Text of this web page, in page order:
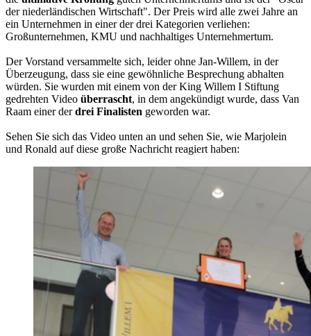
der niederländischen Wirtschaft". Der Preis wird alle zwei Jahre an
ein Unternehmen in einer der drei Kategorien verliehen:
Großunternehmen, KMU und nachhaltiges Unternehmertum.
Der Vorstand versammelte sich, leider ohne Jan-Willem, in der
Überzeugung, dass sie eine gewöhnliche Besprechung abhalten
würden. Sie wurden mit einem von der King Willem I Stiftung
gedrehten Video überrascht, in dem angekündigt wurde, dass Van
Raam einer derdrei Finalisten geworden war.
Sehen Sie sich das Video unten an und sehen Sie, wie Marjolein
und Ronald auf diese große Nachricht reagiert haben: